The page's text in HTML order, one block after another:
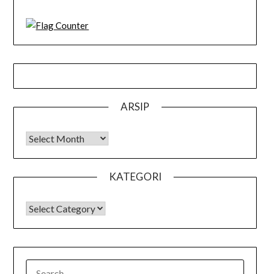
ARSIP
Arsip
KATEGORI
KATEGORI